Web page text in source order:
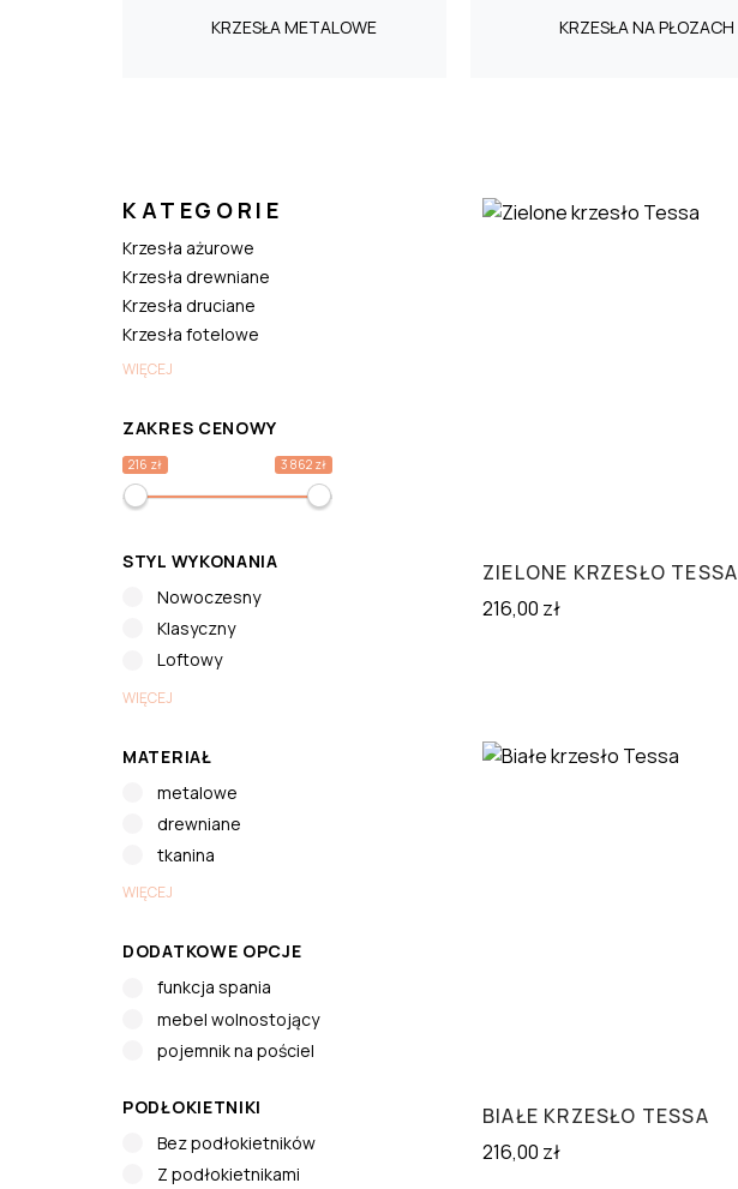
KRZESŁA METALOWE KRZESŁA NA PŁOZACH
KATEGORIE
Krzesła ażurowe
Krzesła drewniane
Krzesła druciane
Krzesła fotelowe
WIĘCEJ
ZAKRES CENOWY
216 zł 3 862 zł
STYL WYKONANIA
Nowoczesny
Klasyczny
Loftowy
WIĘCEJ
MATERIAŁ
metalowe
drewniane
tkanina
WIĘCEJ
DODATKOWE OPCJE
funkcja spania
mebel wolnostojący
pojemnik na pościel
PODŁOKIETNIKI
Bez podłokietników
Z podłokietnikami
ZIELONE KRZESŁO TESSA
216,00 zł
BIAŁE KRZESŁO TESSA
216,00 zł